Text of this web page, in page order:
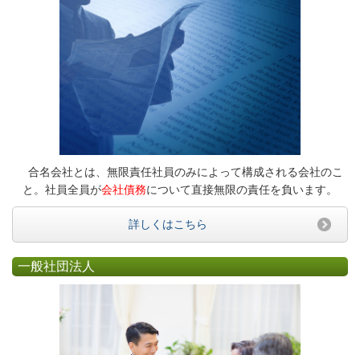
合名会社とは、無限責任社員のみによって構成される会社のこ
と。社員全員が会社債務について直接無限の責任を負います。
詳しくはこちら
一般社団法人